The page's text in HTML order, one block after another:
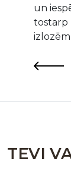
un
tostarp
izlozēm.
TEVI